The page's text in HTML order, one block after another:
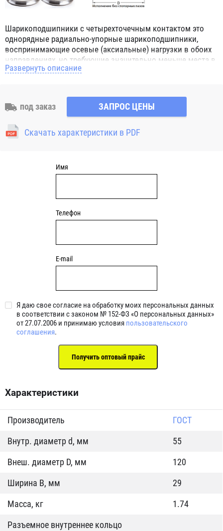
Шарикоподшипники с четырехточечным контактом это
однорядные радиально-упорные шарикоподшипники,
воспринимающие осевые (аксиальные) нагрузки в обоих
направлениях, но требующие значительно меньше места в
корпусе в осевом направлении, чем конструкции с двумя
сепаратор из латуни или полиамида с телами качения
(шариками) Половинки внутреннего кольца не являются
взаимозаменяемыми с такими же кольцами от другого
подшипника с четырех-точечным контактом. Наружное
Развернуть описание
под заказ ЗАПРОС ЦЕНЫ
Скачать характеристики в PDF
Имя
Телефон
E-mail
Я даю свое согласие на обработку моих персональных данных
в соответствии с законом № 152-ФЗ «О персональных данных»
от 27.07.2006 и принимаю условия пользовательского
соглашения.
Характеристики
Производитель
ГОСТ
Внутр. диаметр d, мм
55
Внеш. диаметр D, мм
120
Ширина B, мм
29
Масса, кг
1.74
Разъемное внутреннее кольцо